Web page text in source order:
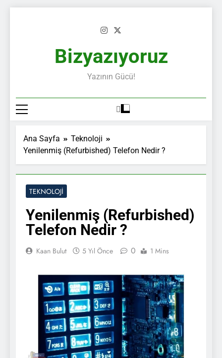
Bizyazıyoruz
Yazının Gücü!
Ana Sayfa
Teknoloji
Yenilenmiş (Refurbished) Telefon Nedir ?
TEKNOLOJI
Yenilenmiş (Refurbished)
Telefon Nedir ?
Kaan Bulut 5 Yıl Önce 0 1 Mins